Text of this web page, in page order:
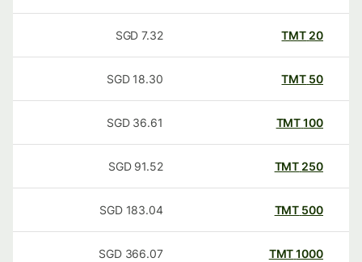
20
TMT
7.32
SGD
50
TMT
18.30
SGD
100
TMT
36.61
SGD
250
TMT
91.52
SGD
500
TMT
183.04
SGD
1000
TMT
366.07
SGD